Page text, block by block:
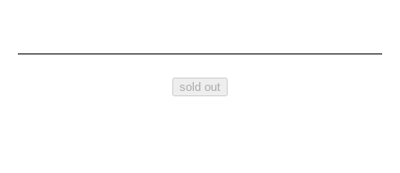
sold out